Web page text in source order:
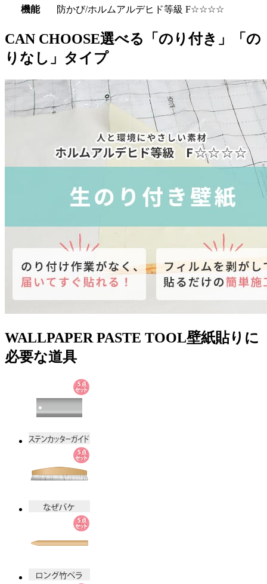
機能
防かび/ホルムアルデヒド等級 F☆☆☆☆
CAN CHOOSE選べる「のり付き」「の
りなし」タイプ
WALLPAPER PASTE TOOL壁紙貼りに
必要な道具